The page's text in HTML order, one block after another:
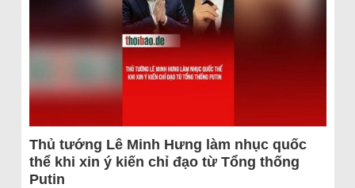
Thủ tướng Lê Minh Hưng làm nhục quốc
thể khi xin ý kiến chỉ đạo từ Tổng thống
Putin